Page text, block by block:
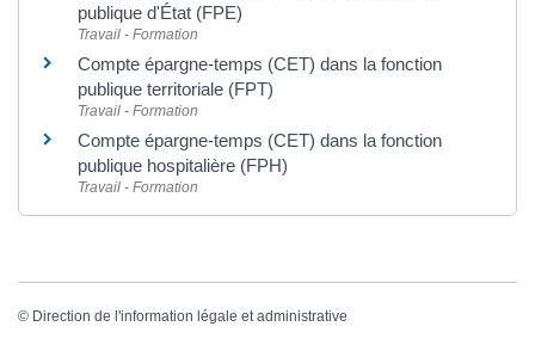
publique d'État (FPE)
Travail - Formation
Compte épargne-temps (CET) dans la fonction
publique territoriale (FPT)
Travail - Formation
Compte épargne-temps (CET) dans la fonction
publique hospitalière (FPH)
Travail - Formation
© Direction de l'information légale et administrative